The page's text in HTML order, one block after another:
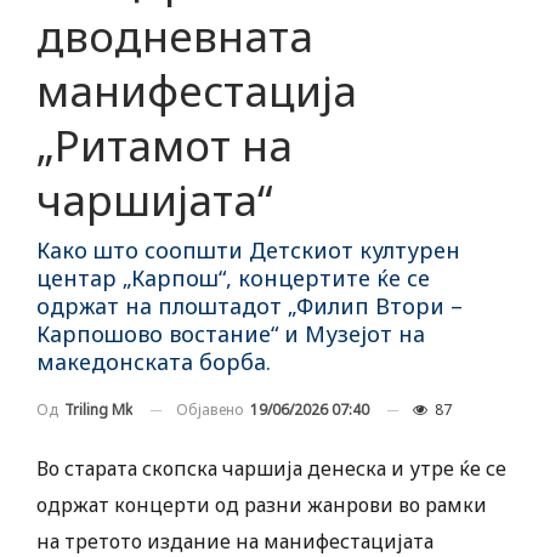
дводневната
манифестација
„Ритамот на
чаршијата“
Како што соопшти Детскиот културен
центар „Карпош“, концертите ќе се
одржат на плоштадот „Филип Втори –
Карпошово востание“ и Музејот на
македонската борба.
Од Triling Mk Објавено 19/06/2026 07:40 87
Во старата скопска чаршија денеска и утре ќе се
одржат концерти од разни жанрови во рамки
на третото издание на манифестацијата